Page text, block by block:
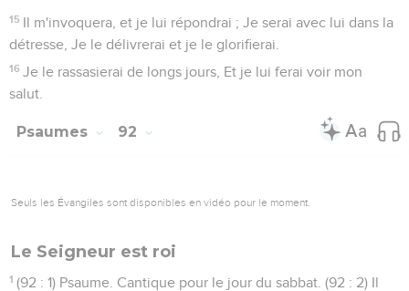
15 Il m'invoquera, et je lui répondrai ; Je serai avec lui dans la
détresse, Je le délivrerai et je le glorifierai.
16 Je le rassasierai de longs jours, Et je lui ferai voir mon
salut.
Psaumes 92
Seuls les Évangiles sont disponibles en vidéo pour le moment.
Le Seigneur est roi
1 (92 : 1) Psaume. Cantique pour le jour du sabbat. (92 : 2) Il